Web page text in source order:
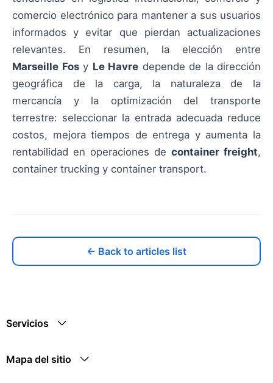
comercio electrónico para mantener a sus usuarios
informados y evitar que pierdan actualizaciones
relevantes. En resumen, la elección entre
Marseille Fosy Le Havre depende de la dirección
geográfica de la carga, la naturaleza de la
mercancía y la optimización del transporte
terrestre: seleccionar la entrada adecuada reduce
costos, mejora tiempos de entrega y aumenta la
rentabilidad en operaciones de container freight,
container trucking y container transport.
← Back to articles list
Servicios
Mapa del sitio